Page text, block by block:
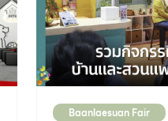
Baanlaesuan Fair